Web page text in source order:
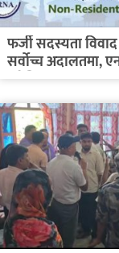
फर्जी सदस्यता विवाद
सर्वोच्च अदालतमा,